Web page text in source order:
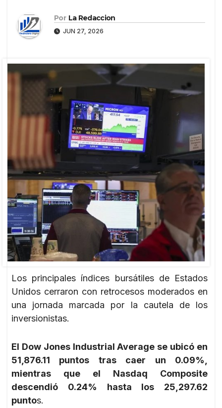
Por La Redaccion
JUN 27, 2026
Los principales índices bursátiles de Estados
Unidos cerraron con retrocesos moderados en
una jornada marcada por la cautela de los
inversionistas.
El Dow Jones Industrial Average se ubicó en
51,876.11 puntos tras caer un 0.09%,
mientras que el Nasdaq Composite
descendió 0.24% hasta los 25,297.62
puntos.